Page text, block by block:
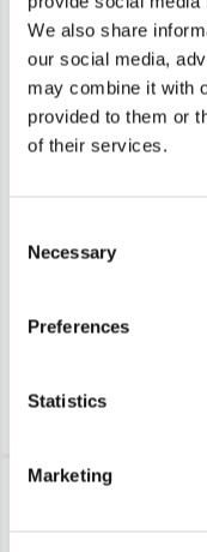
We also share
our social media,
may combine it with
provided to them or
of their services.
Selection
Necessary
Preferences
Statistics
Marketing
Leveranstid ifrån
-13%